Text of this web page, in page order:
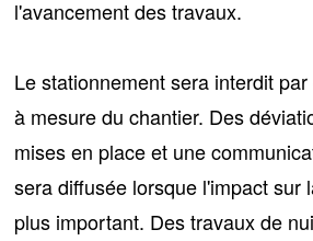
l'avancement des travaux.
Lestationnement sera interdit
à mesure du chantier. Des
mises en place et une
sera diffusée lorsque l'impact sur
plus important. Des travaux de